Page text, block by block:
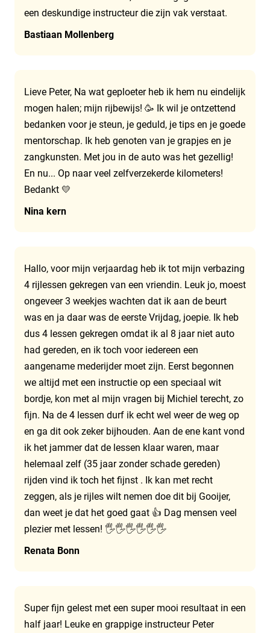
een deskundige instructeur die zijn vak verstaat.
Bastiaan Mollenberg
Lieve Peter, Na wat geploeter heb ik hem nu eindelijk
mogen halen; mijn rijbewijs! 🥳 Ik wil je ontzettend
bedanken voor je steun, je geduld, je tips en je goede
mentorschap. Ik heb genoten van je grapjes en je
zangkunsten. Met jou in de auto was het gezellig!
En nu... Op naar veel zelfverzekerde kilometers!
Bedankt 💛
Nina kern
Hallo, voor mijn verjaardag heb ik tot mijn verbazing
4 rijlessen gekregen van een vriendin. Leuk jo, moest
ongeveer 3 weekjes wachten dat ik aan de beurt
was en ja daar was de eerste Vrijdag, joepie. Ik heb
dus 4 lessen gekregen omdat ik al 8 jaar niet auto
had gereden, en ik toch voor iedereen een
aangename mederijder moet zijn. Eerst begonnen
we altijd met een instructie op een speciaal wit
bordje, kon met al mijn vragen bij Michiel terecht, zo
fijn. Na de 4 lessen durf ik echt wel weer de weg op
en ga dit ook zeker bijhouden. Aan de ene kant vond
ik het jammer dat de lessen klaar waren, maar
helemaal zelf (35 jaar zonder schade gereden)
rijden vind ik toch het fijnst . Ik kan met recht
zeggen, als je rijles wilt nemen doe dit bij Gooijer,
dan weet je dat het goed gaat 👍 Dag mensen veel
plezier met lessen! 🖐️🖐️🖐️🖐️🖐️🖐️
Renata Bonn
Super fijn gelest met een super mooi resultaat in een
half jaar! Leuke en grappige instructeur Peter